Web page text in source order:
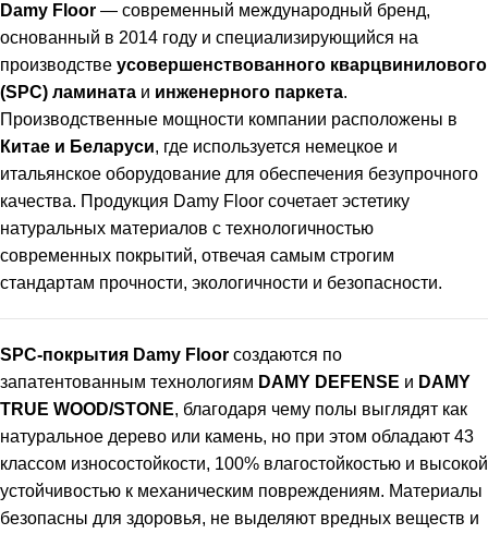
Damy Floor — современный международный бренд,
основанный в 2014 году и специализирующийся на
производстве усовершенствованного кварцвинилового
(SPC) ламината и инженерного паркета.
Производственные мощности компании расположены в
Китае и Беларуси, где используется немецкое и
итальянское оборудование для обеспечения безупрочного
качества. Продукция Damy Floor сочетает эстетику
натуральных материалов с технологичностью
современных покрытий, отвечая самым строгим
стандартам прочности, экологичности и безопасности.
SPC-покрытия Damy Floor создаются по
запатентованным технологиям DAMY DEFENSE и DAMY
TRUE WOOD/STONE, благодаря чему полы выглядят как
натуральное дерево или камень, но при этом обладают 43
классом износостойкости, 100% влагостойкостью и высокой
устойчивостью к механическим повреждениям. Материалы
безопасны для здоровья, не выделяют вредных веществ и